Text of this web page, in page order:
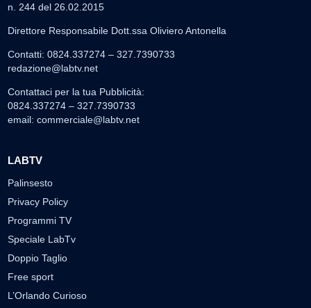
n. 244 del 26.02.2015
Direttore Responsabile Dott.ssa Oliviero Antonella
Contatti: 0824.337274 – 327.7390733
redazione@labtv.net
Contattaci per la tua Pubblicità:
0824.337274 – 327.7390733
email: commerciale@labtv.net
LABTV
Palinsesto
Privacy Policy
Programmi TV
Speciale LabTv
Doppio Taglio
Free sport
L’Orlando Curioso